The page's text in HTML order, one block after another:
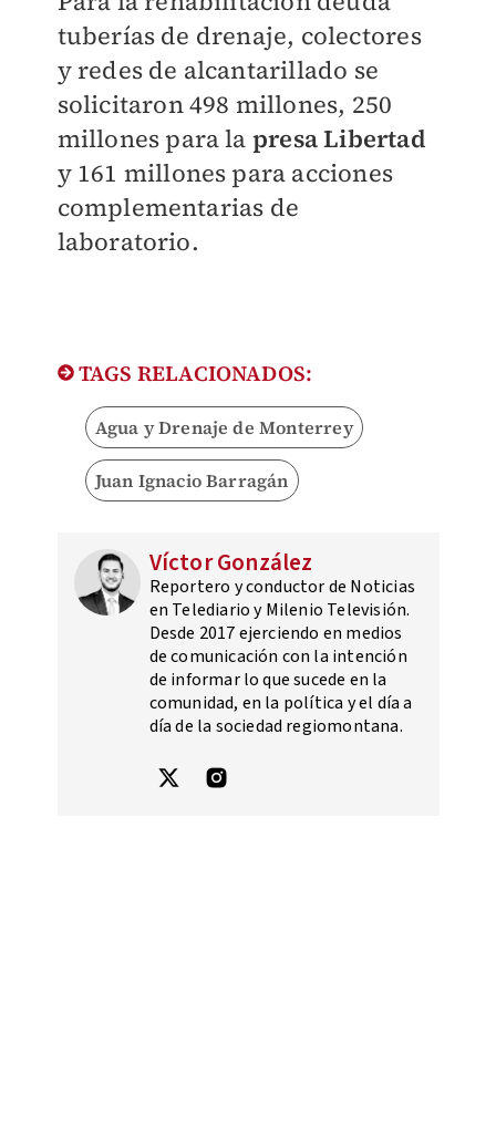
tuberías de drenaje, colectores
y redes de alcantarillado se
solicitaron 498 millones, 250
millones para la presa Libertad
y 161 millones para acciones
complementarias de
laboratorio.
TAGS RELACIONADOS:
Agua y Drenaje de Monterrey
Juan Ignacio Barragán
Víctor González
Reportero y conductor de Noticias
en Telediario y Milenio Televisión.
Desde 2017 ejerciendo en medios
de comunicación con la intención
de informar lo que sucede en la
comunidad, en la política y el día a
día de la sociedad regiomontana.